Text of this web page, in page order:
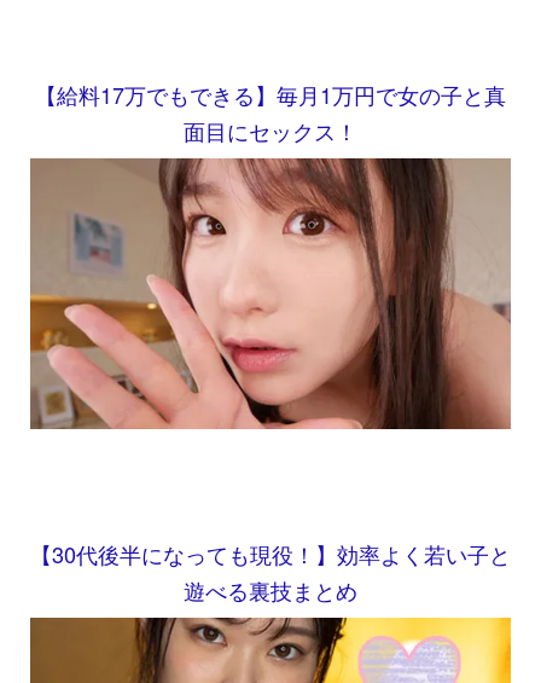
【給料17万でもできる】毎月1万円で女の子と真
面目にセックス！
【30代後半になっても現役！】効率よく若い子と
遊べる裏技まとめ